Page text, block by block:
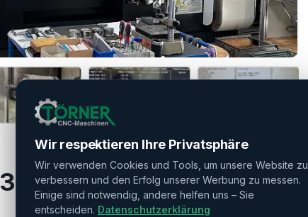
Wir respektieren Ihre Privatsphäre
Wir verwenden Cookies und Tools, um unsere Website zu
verbessern und den Erfolg unserer Werbung zu messen.
Einige sind notwendig, andere helfen uns – Sie
entscheiden. Datenschutzerklärung